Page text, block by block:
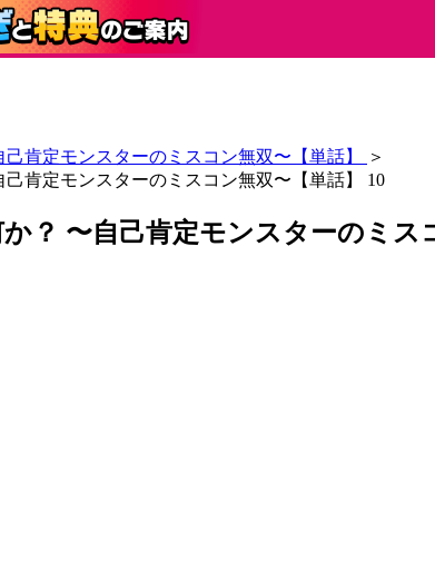
肯定モンスターのミスコン無双〜【単話】
＞
肯定モンスターのミスコン無双〜【単話】 10
？ 〜自己肯定モンスターのミス